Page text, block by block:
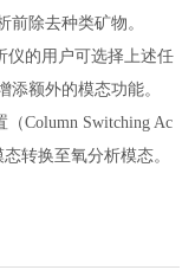
前除去种类矿物。
仪的用户可选择上述任
添额外的模态功能。
Column Switching Ac
转换至氧分析模态。